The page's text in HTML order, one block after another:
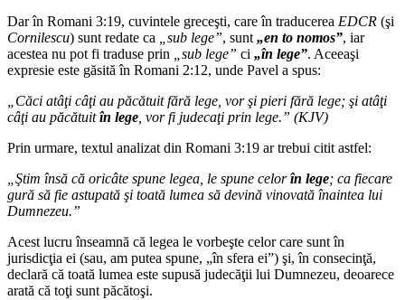
Dar în Romani 3:19, cuvintele greceşti, care în traducerea EDCR (şi
Cornilescu) sunt redate ca „sub lege”, sunt„en to nomos”, iar
acestea nu pot fi traduse prin „sub lege” ci „în lege”. Aceeaşi
expresie este găsită în Romani 2:12, unde Pavel a spus:
„Căci atâţi câţi au păcătuit fără lege, vor şi pieri fără lege; şi atâţi
câţi au păcătuitîn lege, vor fi judecaţi prin lege.” (KJV)
Prin urmare, textul analizat din Romani 3:19 ar trebui citit astfel:
„Ştim însă că oricâte spune legea, le spune celorîn lege; ca fiecare
gură să fie astupată şi toată lumea să devină vinovată înaintea lui
Dumnezeu.”
Acest lucru înseamnă că legea le vorbeşte celor care sunt în
jurisdicţia ei (sau, am putea spune, „în sfera ei”) şi, în consecinţă,
declară că toată lumea este supusă judecăţii lui Dumnezeu, deoarece
arată că toţi sunt păcătoşi.